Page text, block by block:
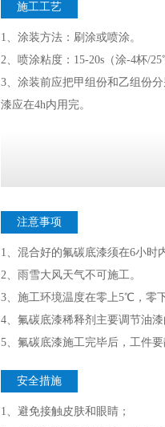
施工工艺
1、涂装方法：刷涂或喷涂。
2、喷涂粘度：15-20s（涂-4杯/
3、涂装前应把甲组份和乙组份
漆应在4h内用完。
注意事项
1、混合好的氟碳底漆须在6小时
2、雨雪大风天气不可施工。
3、施工环境温度在零上5℃，零
4、氟碳底漆稀释剂主要调节油
5、氟碳底漆施工完毕后，工件
安全措施
1、避免接触皮肤和眼睛；